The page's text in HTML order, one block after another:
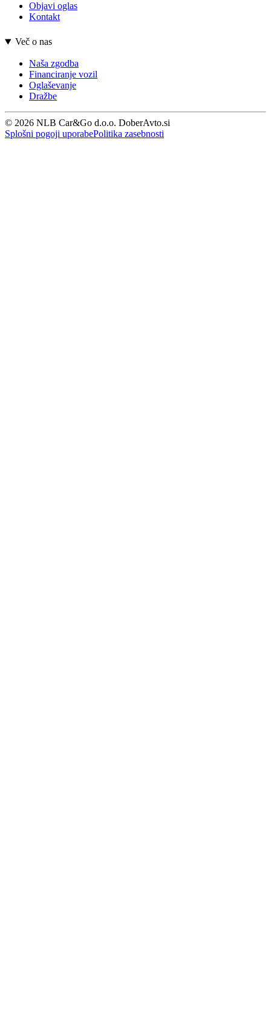
Objavi oglas
Kontakt
Več o nas
Naša zgodba
Financiranje vozil
Oglaševanje
Dražbe
© 2026 NLB Car&Go d.o.o. DoberAvto.si
Splošni pogoji uporabePolitika zasebnosti